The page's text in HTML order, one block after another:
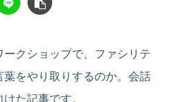
クショップで、ファシリテ
をやり取りするのか。会話
た記事です。